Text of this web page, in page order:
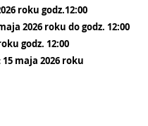
roku godz.12:00
2026 roku do godz. 12:00
godz. 12:00
15 maja 2026 roku